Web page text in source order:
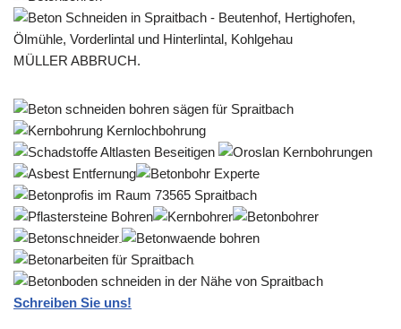
MÜLLER ABBRUCH.
Schreiben Sie uns!